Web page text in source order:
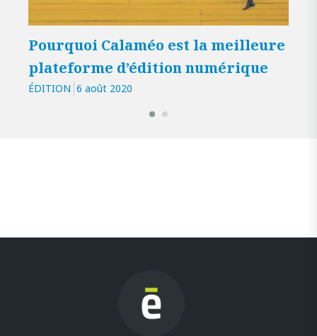
Pourquoi Calaméo est la meilleure
plateforme d’édition numérique
ÉDITION 6 août 2020